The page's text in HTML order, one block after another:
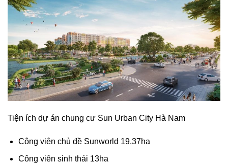
Tiện ích dự án chung cư Sun Urban City Hà Nam
Công viên chủ đề Sunworld 19.37ha
Công viên sinh thái 13ha